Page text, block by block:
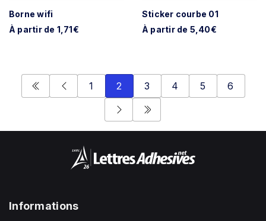
Borne wifi
À partir de 1,71€
Sticker courbe 01
À partir de 5,40€
1 2 3 4 5 6
Informations